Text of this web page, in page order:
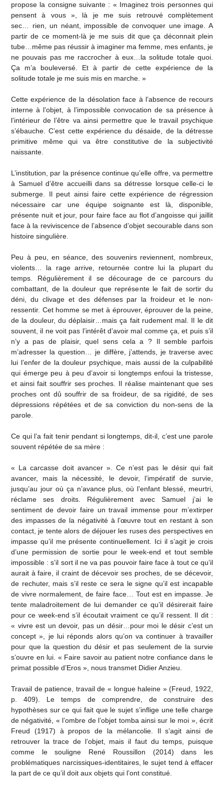
propose la consigne suivante : « Imaginez trois personnes qui
pensent à vous », là je me suis retrouvé complètement
sec… rien, un néant, impossible de convoquer une image. A
partir de ce moment-là je me suis dit que ça déconnait plein
tube…même pas réussir à imaginer ma femme, mes enfants, je
ne pouvais pas me raccrocher à eux…la solitude totale quoi.
Ça m’a bouleversé. Et à partir de cette expérience de la
solitude totale je me suis mis en marche. »
Cette expérience de la désolation face à l’absence de recours
interne à l’objet, à l’impossible convocation de sa présence à
l’intérieur de l’être va ainsi permettre que le travail psychique
s’ébauche. C’est cette expérience du désaide, de la détresse
primitive même qui va être constitutive de la subjectivité
naissante.
L’institution, par la présence continue qu’elle offre, va permettre
à Samuel d’être accueilli dans sa détresse lorsque celle-ci le
submerge. Il peut ainsi faire cette expérience de régression
nécessaire car une équipe soignante est là, disponible,
présente nuit et jour, pour faire face au flot d’angoisse qui jaillit
face à la reviviscence de l’absence d’objet secourable dans son
histoire singulière.
Peu à peu, en séance, des souvenirs reviennent, nombreux,
violents… la rage arrive, retournée contre lui la plupart du
temps. Régulièrement il se décourage de ce parcours du
combattant, de la douleur que représente le fait de sortir du
déni, du clivage et des défenses par la froideur et le non-
ressentir. Cet homme se met à éprouver, éprouver de la peine,
de la douleur, du déplaisir…mais ça fait rudement mal. Il le dit
souvent, il ne voit pas l’intérêt d’avoir mal comme ça, et puis s’il
n’y a pas de plaisir, quel sens cela a ? Il semble parfois
m’adresser la question… je diffère, j’attends, je traverse avec
lui l’enfer de la douleur psychique, mais aussi de la culpabilité
qui émerge peu à peu d’avoir si longtemps enfoui la tristesse,
et ainsi fait souffrir ses proches. Il réalise maintenant que ses
proches ont dû souffrir de sa froideur, de sa rigidité, de ses
dépressions répétées et de sa conviction du non-sens de la
parole.
Ce qui l’a fait tenir pendant si longtemps, dit-il, c’est une parole
souvent répétée de sa mère :
« La carcasse doit avancer ». Ce n’est pas le désir qui fait
avancer, mais la nécessité, le devoir, l’impératif de survie,
jusqu’au jour où ça n’avance plus, où l’enfant blessé, meurtri,
réclame ses droits. Régulièrement avec Samuel j’ai le
sentiment de devoir faire un travail immense pour m’extirper
des impasses de la négativité à l’œuvre tout en restant à son
contact, je tente alors de déjouer les ruses des perspectives en
impasse qu’il me présente continuellement. Ici il s’agit je crois
d’une permission de sortie pour le week-end et tout semble
impossible : s’il sort il ne va pas pouvoir faire face à tout ce qu’il
aurait à faire, il craint de décevoir ses proches, de se décevoir,
de rechuter, mais s’il reste ce sera le signe qu’il est incapable
de vivre normalement, de faire face… Tout est en impasse. Je
tente maladroitement de lui demander ce qu’il désirerait faire
pour ce week-end s’il écoutait vraiment ce qu’il ressent. Il dit :
« vivre est un devoir, pas un désir…pour moi le désir c’est un
concept », je lui réponds alors qu’on va continuer à travailler
pour que la question du désir et pas seulement de la survie
s’ouvre en lui. « Faire savoir au patient notre confiance dans le
primat possible d’Eros », nous transmet Didier Anzieu.
Travail de patience, travail de « longue haleine » (Freud, 1922,
p. 409). Le temps de comprendre, de construire des
hypothèses sur ce qui fait que le sujet s’inflige une telle charge
de négativité, « l’ombre de l’objet tomba ainsi sur le moi », écrit
Freud (1917) à propos de la mélancolie. Il s’agit ainsi de
retrouver la trace de l’objet, mais il faut du temps, puisque
comme le souligne René Roussillon (2014) dans les
problématiques narcissiques-identitaires, le sujet tend à effacer
la part de ce qu’il doit aux objets qui l’ont constitué.